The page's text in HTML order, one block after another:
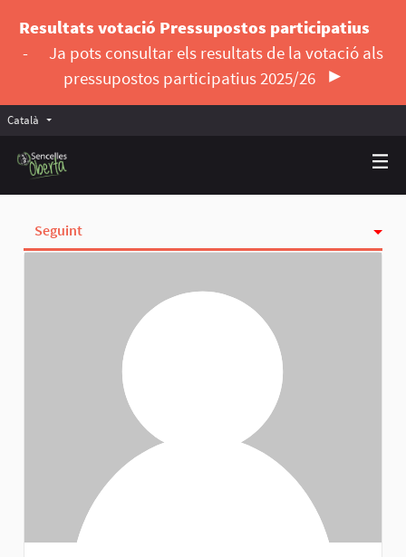
Resultats votació Pressupostos participatius
-
Ja pots consultar els resultats de la votació als
pressupostos participatius 2025/26
Català Triar la llengua
Seguint